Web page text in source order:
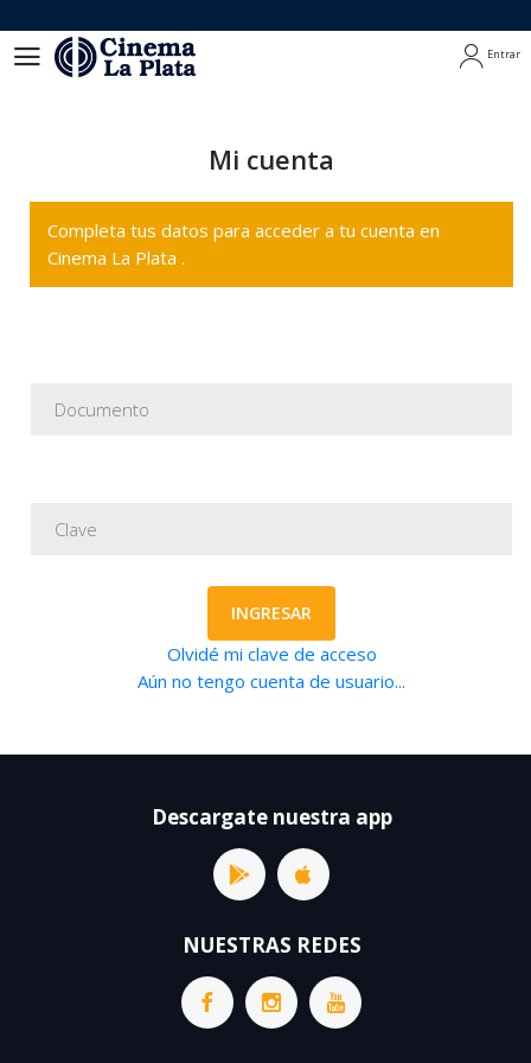
Entrar
Mi cuenta
Completa tus datos para acceder a tu cuenta en
Cinema La Plata .
INGRESAR
Olvidé mi clave de acceso
Aún no tengo cuenta de usuario...
Descargate nuestra app
NUESTRAS REDES